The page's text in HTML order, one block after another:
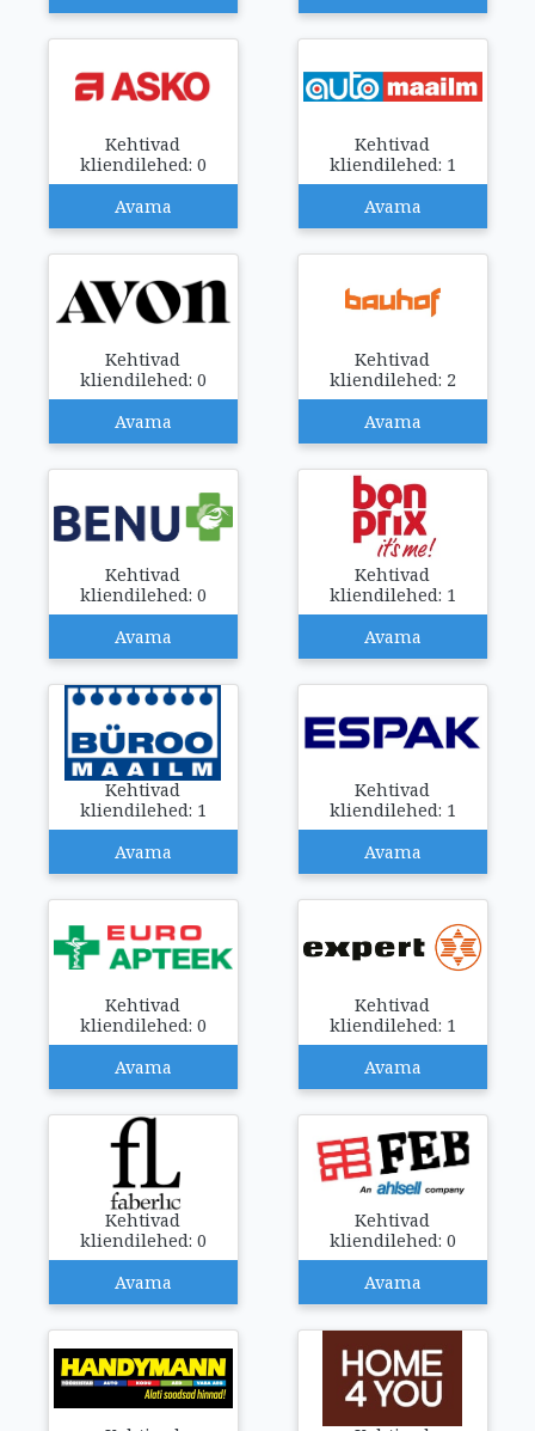
Kehtivad
kliendilehed: 0
Avama
Kehtivad
kliendilehed: 1
Avama
Kehtivad
kliendilehed: 0
Avama
Kehtivad
kliendilehed: 2
Avama
Kehtivad
kliendilehed: 0
Avama
Kehtivad
kliendilehed: 1
Avama
Kehtivad
kliendilehed: 1
Avama
Kehtivad
kliendilehed: 1
Avama
Kehtivad
kliendilehed: 0
Avama
Kehtivad
kliendilehed: 1
Avama
Kehtivad
kliendilehed: 0
Avama
Kehtivad
kliendilehed: 0
Avama